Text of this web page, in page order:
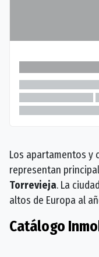
Los apartamentos y
representan
Torrevieja. La
altos de Europa al
Catálogo